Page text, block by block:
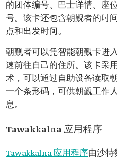
的团体编号、巴士详情、座
号。该卡还包含朝觐者的时
点和出发时间。
朝觐者可以凭智能朝觐卡进
速前往自己的住所。该卡采
术，可以通过自助设备读取
一个条形码，可供朝觐工作
息。
Tawakkalna 应用程序
Tawakkalna 应用程序由沙特